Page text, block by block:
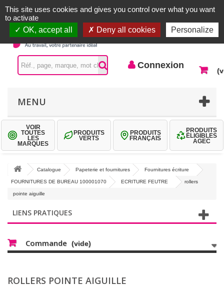
Contactez-nous
Connexion
MENU
VOIR
TOUTES
LES
MARQUES
PRODUITS
VERTS
PRODUITS
FRANÇAIS
PRODUITS
ÉLIGIBLES
AGEC
Catalogue Papeterie et fournitures Fournitures écriture
FOURNITURES DE BUREAU 100001070 ECRITURE FEUTRE rollers
pointe aiguille
LIENS PRATIQUES
Commande (vide)
ROLLERS POINTE AIGUILLE
This site uses cookies and gives you control over what you want
to activate
OK, accept all
Deny all cookies Personalize